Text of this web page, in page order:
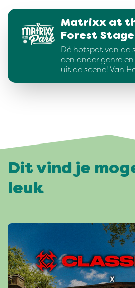
Matrixx at
Forest Stage
Dé hotspot van de
een ander genre
uit de scene! Van
Dit vind je
leuk